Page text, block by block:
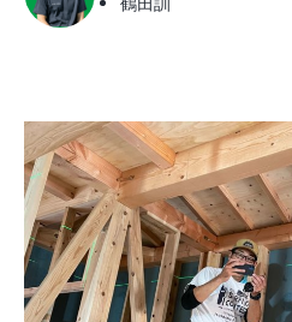
VISIT
モデルルーム
イベント
ABOUT
会社概要
採用情報